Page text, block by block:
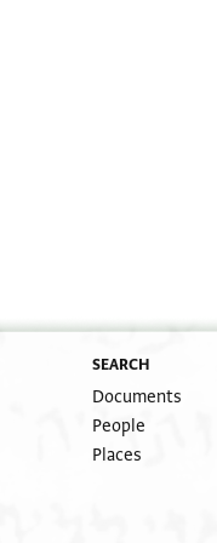
SEARCH
Documents
People
Places